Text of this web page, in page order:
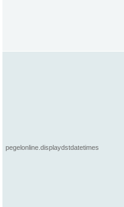
pegelonline.displaydstdatetimes